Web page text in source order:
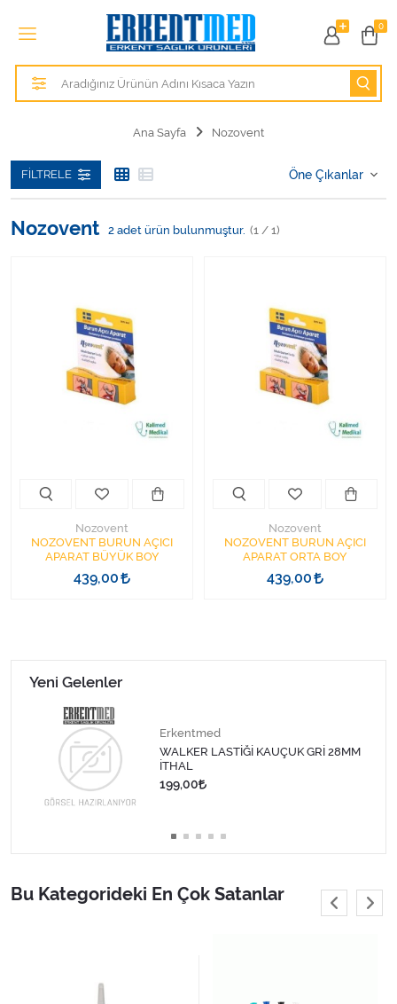
0
Tüm Kategoriler
Alezler
Hasta Bakım Ürünleri
Hastane Mobilyaları
Kişisel Bakım ve Sağlık
Ortopedi Ürünleri
Ortopedi Ürünleri
Sarf Malzemeleri
Sarf Malzemeleri
Tıbbi Tekstil Ürünleri
Varis Çorapları
Ana Sayfa Nozovent
FILTRELE
Nozovent 2 adet ürün bulunmuştur. (1 / 1)
Nozovent
NOZOVENT BURUN AÇICI
APARAT BÜYÜK BOY
439,00
Nozovent
NOZOVENT BURUN AÇICI
APARAT ORTA BOY
439,00
Yeni Gelenler
Erkentmed
WALKER LASTİĞİ KAUÇUK GRİ 28MM
İTHAL
199,00
Bu Kategorideki En Çok Satanlar